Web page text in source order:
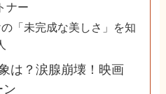
ナー
「未完成な美しさ」を知
は？涙腺崩壊！映画
ン